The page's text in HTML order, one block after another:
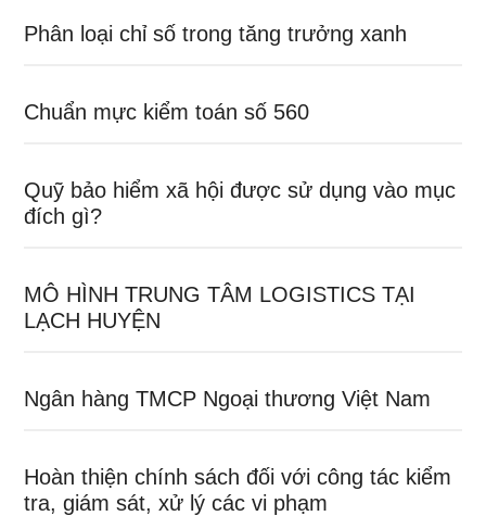
Phân loại chỉ số trong tăng trưởng xanh
Chuẩn mực kiểm toán số 560
Quỹ bảo hiểm xã hội được sử dụng vào mục
đích gì?
MÔ HÌNH TRUNG TÂM LOGISTICS TẠI
LẠCH HUYỆN
Ngân hàng TMCP Ngoại thương Việt Nam
Hoàn thiện chính sách đối với công tác kiểm
tra, giám sát, xử lý các vi phạm